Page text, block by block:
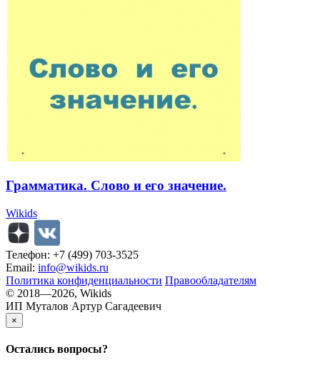
Грамматика. Слово и его значение.
Wikids
Телефон: +7 (499) 703-3525
Email: info@wikids.ru
Политика конфиденциальности Правообладателям
© 2018—2026, Wikids
ИП Муталов Артур Сагадеевич
×
Остались вопросы?